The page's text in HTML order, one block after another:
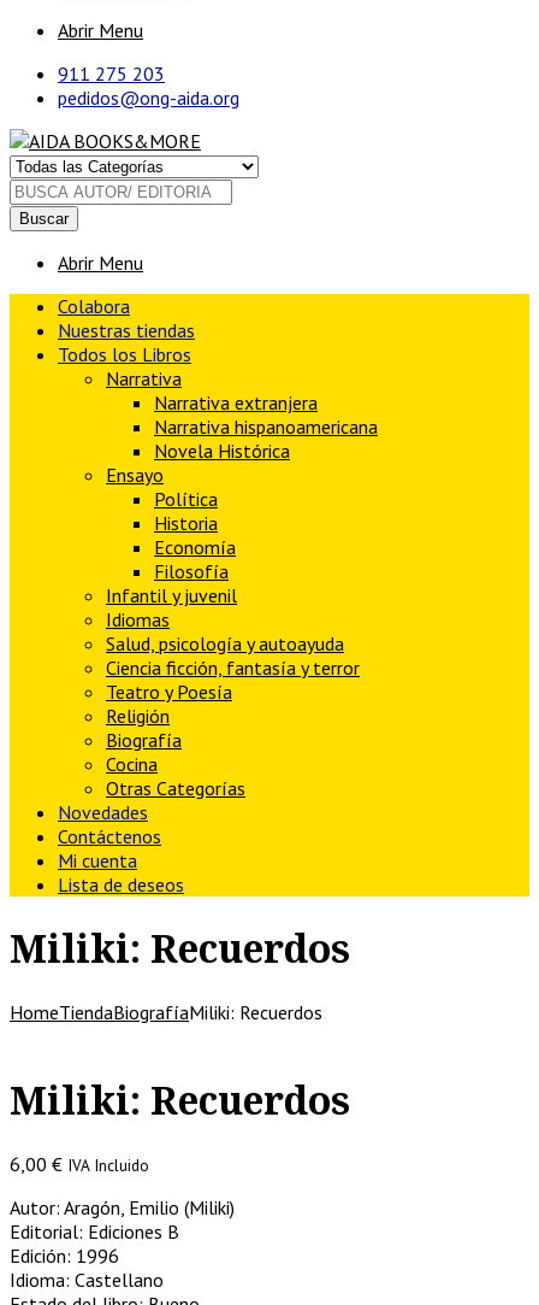
Abrir Menu
911 275 203
pedidos@ong-aida.org
Buscar
Abrir Menu
Colabora
Nuestras tiendas
Todos los Libros
Narrativa
Narrativa extranjera
Narrativa hispanoamericana
Novela Histórica
Ensayo
Política
Historia
Economía
Filosofía
Infantil y juvenil
Idiomas
Salud, psicología y autoayuda
Ciencia ficción, fantasía y terror
Teatro y Poesía
Religión
Biografía
Cocina
Otras Categorías
Novedades
Contáctenos
Mi cuenta
Lista de deseos
Miliki: Recuerdos
HomeTiendaBiografíaMiliki: Recuerdos
Miliki: Recuerdos
6,00 € IVA Incluido
Autor: Aragón, Emilio (Miliki)
Editorial: Ediciones B
Edición: 1996
Idioma: Castellano